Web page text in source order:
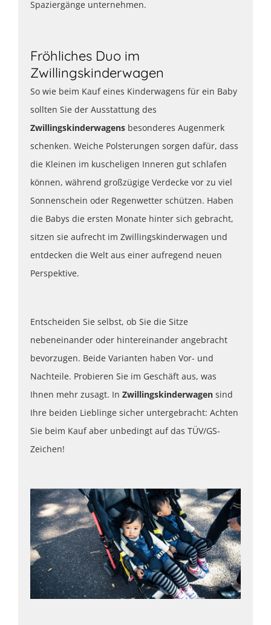
Spaziergänge unternehmen.
Fröhliches Duo im
Zwillingskinderwagen
So wie beim Kauf eines Kinderwagens für ein Baby
sollten Sie der Ausstattung des
Zwillingskinderwagens besonderes Augenmerk
schenken. Weiche Polsterungen sorgen dafür, dass
die Kleinen im kuscheligen Inneren gut schlafen
können, während großzügige Verdecke vor zu viel
Sonnenschein oder Regenwetter schützen. Haben
die Babys die ersten Monate hinter sich gebracht,
sitzen sie aufrecht im Zwillingskinderwagen und
entdecken die Welt aus einer aufregend neuen
Perspektive.
Entscheiden Sie selbst, ob Sie die Sitze
nebeneinander oder hintereinander angebracht
bevorzugen. Beide Varianten haben Vor- und
Nachteile. Probieren Sie im Geschäft aus, was
Ihnen mehr zusagt. In Zwillingskinderwagen sind
Ihre beiden Lieblinge sicher untergebracht: Achten
Sie beim Kauf aber unbedingt auf das TÜV/GS-
Zeichen!